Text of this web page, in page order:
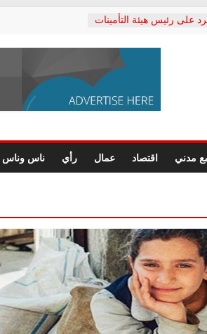
على رئيس هيئة التأمينات
المعاشات.. ونطالب بكشف
يكتب: القطاع الصحي إلى
الشعبي يطلق لجنة “الحق
النهائية للقرار
الصحفيين.. وانتهاء أعمال
المحاكمة العادلة
مدني اقتصاد عمال رأي ناس وناس